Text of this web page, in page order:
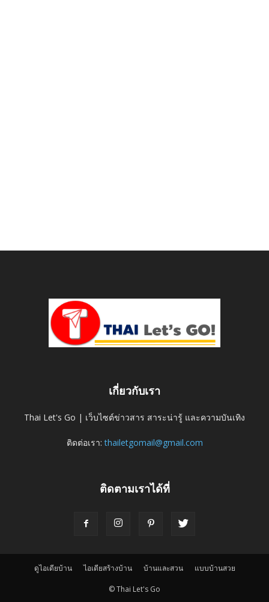
เกี่ยวกับเรา
Thai Let's Go | เว็บไซต์ข่าวสาร สาระน่ารู้ และความบันเทิง
ติดต่อเรา:thailetgomail@gmail.com
ติดตามเราได้ที่
ดูไอเดียบ้าน ไอเดียสร้างบ้าน บ้านและสวน แบบบ้านสวย
© Thai Let's Go